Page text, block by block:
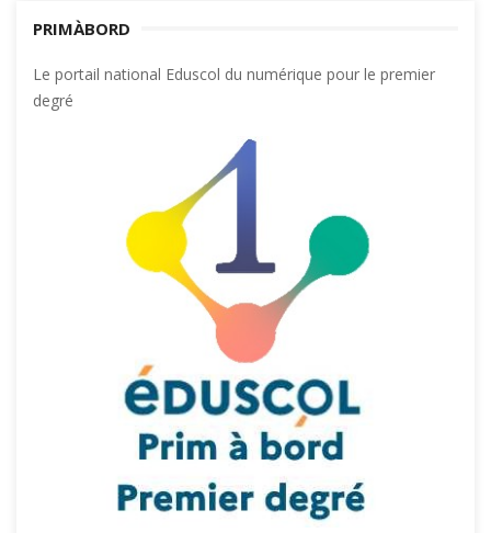
PRIMÀBORD
Le portail national Eduscol du numérique pour le premier
degré